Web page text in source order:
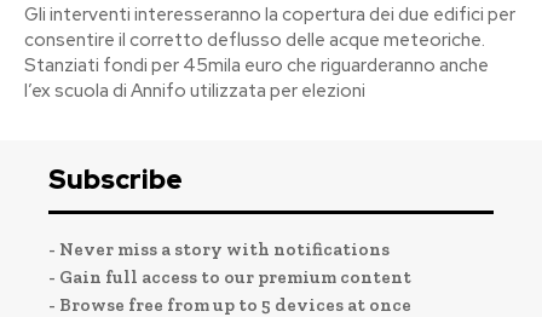
Gli interventi interesseranno la copertura dei due edifici per
consentire il corretto deflusso delle acque meteoriche.
Stanziati fondi per 45mila euro che riguarderanno anche
l’ex scuola di Annifo utilizzata per elezioni
Subscribe
- Never miss a story with notifications
- Gain full access to our premium content
- Browse free from up to 5 devices at once